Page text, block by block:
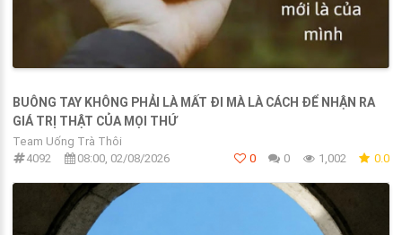
BUÔNG TAY KHÔNG PHẢI LÀ MẤT ĐI MÀ LÀ CÁCH ĐỂ NHẬN RA
GIÁ TRỊ THẬT CỦA MỌI THỨ
Team Uống Trà Thôi
4092
08:00, 02/08/2026 0 0 1,002 0.0